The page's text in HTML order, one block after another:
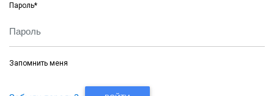
Пароль*
Запомнить меня